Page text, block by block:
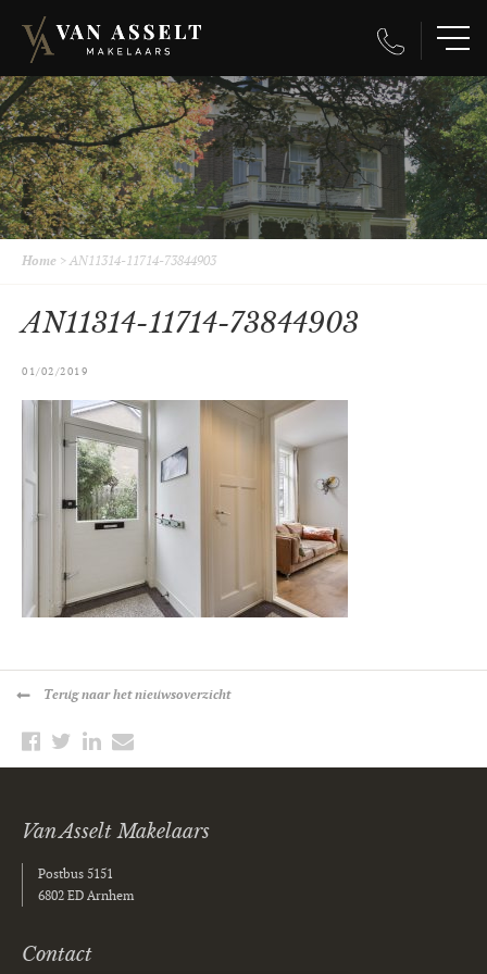
Home >AN11314-11714-73844903
AN11314-11714-73844903
01/02/2019
Terugnaar het nieuwsoverzicht
Van Asselt Makelaars
Postbus 5151
6802 ED Arnhem
Contact